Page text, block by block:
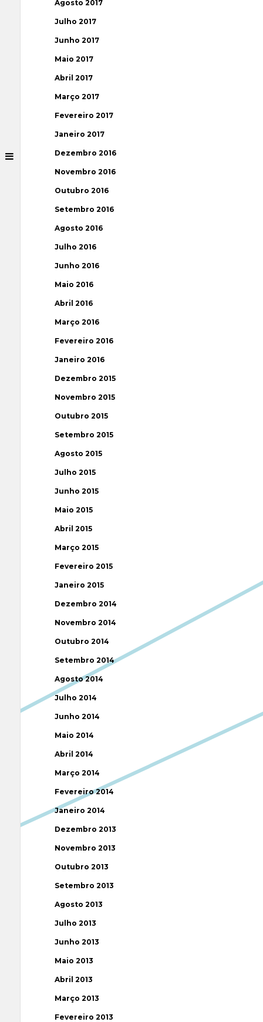
Agosto 2017
Julho 2017
Junho 2017
Maio 2017
Abril 2017
Março 2017
Fevereiro 2017
Janeiro 2017
Dezembro 2016
Novembro 2016
Outubro 2016
Setembro 2016
Agosto 2016
Julho 2016
Junho 2016
Maio 2016
Abril 2016
Março 2016
Fevereiro 2016
Janeiro 2016
Dezembro 2015
Novembro 2015
Outubro 2015
Setembro 2015
Agosto 2015
Julho 2015
Junho 2015
Maio 2015
Abril 2015
Março 2015
Fevereiro 2015
Janeiro 2015
Dezembro 2014
Novembro 2014
Outubro 2014
Setembro 2014
Agosto 2014
Julho 2014
Junho 2014
Maio 2014
Abril 2014
Março 2014
Fevereiro 2014
Janeiro 2014
Dezembro 2013
Novembro 2013
Outubro 2013
Setembro 2013
Agosto 2013
Julho 2013
Junho 2013
Maio 2013
Abril 2013
Março 2013
Fevereiro 2013